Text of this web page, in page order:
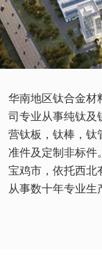
华南地区钛合金材
司专业从事纯钛及
营钛板，钛棒，钛
准件及定制非标件
宝鸡市，依托西北
从事数十年专业生